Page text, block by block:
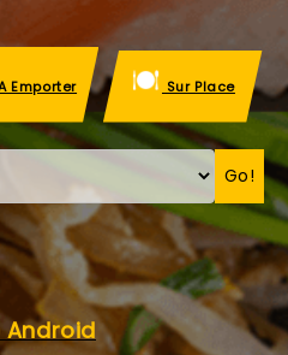
Emporter Sur Place
Go!